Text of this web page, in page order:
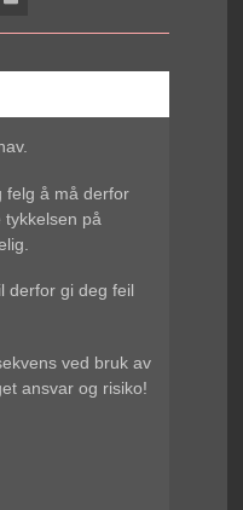
felg å må derfor
på
derfor gi deg feil
ved bruk av
ansvar og risiko!